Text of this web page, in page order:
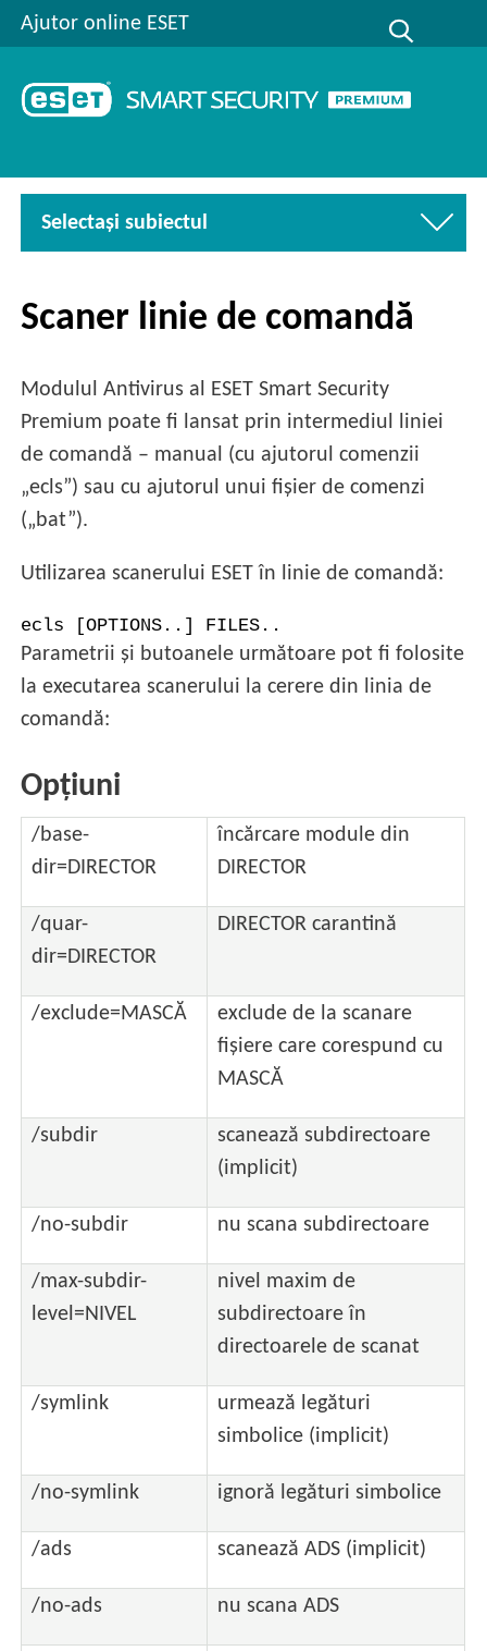
Ajutor online ESET
Selectaşi subiectul
Scaner linie de comandă
Modulul Antivirus al ESET Smart Security
Premium poate fi lansat prin intermediul liniei
de comandă – manual (cu ajutorul comenzii
„ecls”) sau cu ajutorul unui fișier de comenzi
(„bat”).
Utilizarea scanerului ESET în linie de comandă:
ecls [OPTIONS..] FILES..
Parametrii și butoanele următoare pot fi folosite
la executarea scanerului la cerere din linia de
comandă:
Opțiuni
/base-
dir=DIRECTOR
încărcare module din
DIRECTOR
/quar-
dir=DIRECTOR
DIRECTOR carantină
/exclude=MASCĂ
exclude de la scanare
fișiere care corespund cu
MASCĂ
/subdir
scanează subdirectoare
(implicit)
/no-subdir nu scana subdirectoare
/max-subdir-
level=NIVEL
nivel maxim de
subdirectoare în
directoarele de scanat
/symlink
urmează legături
simbolice (implicit)
/no-symlink ignoră legături simbolice
/ads scanează ADS (implicit)
/no-ads nu scana ADS